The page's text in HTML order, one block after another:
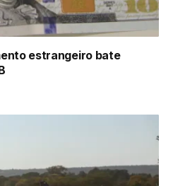
estrangeiro bate